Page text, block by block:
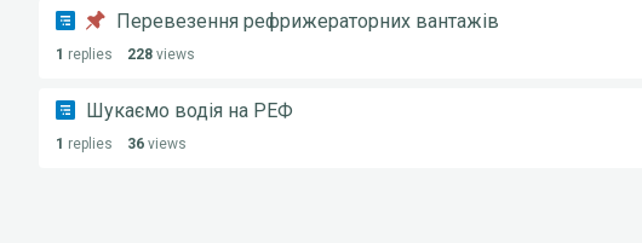
Перевезення рефрижераторних вантажів
1 replies 228 views
Шукаємо водія на РЕФ
1 replies 36 views